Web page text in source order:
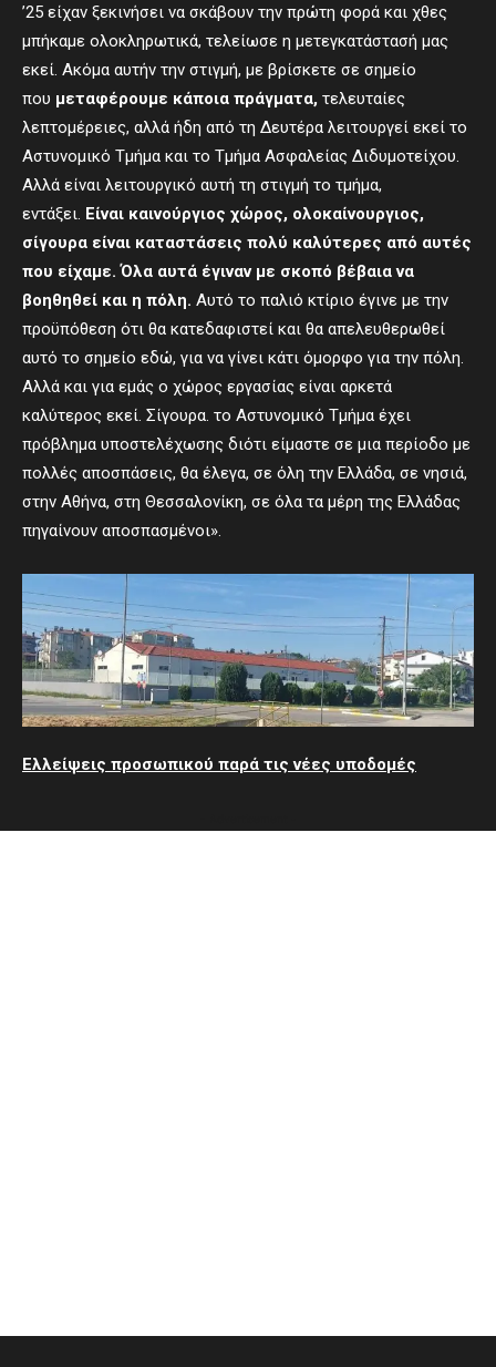
’25 είχαν ξεκινήσει να σκάβουν την πρώτη φορά και χθες
μπήκαμε ολοκληρωτικά, τελείωσε η μετεγκατάστασή μας
εκεί. Ακόμα αυτήν την στιγμή, με βρίσκετε σε σημείο
που μεταφέρουμε κάποια πράγματα, τελευταίες
λεπτομέρειες, αλλά ήδη από τη Δευτέρα λειτουργεί εκεί το
Αστυνομικό Τμήμα και το Τμήμα Ασφαλείας Διδυμοτείχου.
Αλλά είναι λειτουργικό αυτή τη στιγμή το τμήμα,
εντάξει. Είναι καινούργιος χώρος, ολοκαίνουργιος,
σίγουρα είναι καταστάσεις πολύ καλύτερες από αυτές
που είχαμε. Όλα αυτά έγιναν με σκοπό βέβαια να
βοηθηθεί και η πόλη. Αυτό το παλιό κτίριο έγινε με την
προϋπόθεση ότι θα κατεδαφιστεί και θα απελευθερωθεί
αυτό το σημείο εδώ, για να γίνει κάτι όμορφο για την πόλη.
Αλλά και για εμάς ο χώρος εργασίας είναι αρκετά
καλύτερος εκεί. Σίγουρα. το Αστυνομικό Τμήμα έχει
πρόβλημα υποστελέχωσης διότι είμαστε σε μια περίοδο με
πολλές αποσπάσεις, θα έλεγα, σε όλη την Ελλάδα, σε νησιά,
στην Αθήνα, στη Θεσσαλονίκη, σε όλα τα μέρη της Ελλάδας
πηγαίνουν αποσπασμένοι».
Ελλείψεις προσωπικού παρά τις νέες υποδομές